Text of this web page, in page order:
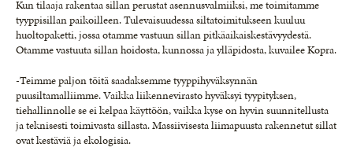
Kun tilaaja rakentaa sillan perustat asennusvalmiiksi, me toimitamme
tyyppisillan paikoilleen. Tulevaisuudessa siltatoimitukseen kuuluu
huoltopaketti, jossa otamme vastuun sillan pitkäaikaiskestävyydestä.
Otamme vastuuta sillan hoidosta, kunnossa ja ylläpidosta, kuvailee Kopra.
-Teimme paljon töitä saadaksemme tyyppihyväksynnän
puusiltamalliimme. Vaikka liikennevirasto hyväksyi tyypityksen,
tiehallinnolle se ei kelpaa käyttöön, vaikka kyse on hyvin suunnitellusta
ja teknisesti toimivasta sillasta. Massiivisesta liimapuusta rakennetut sillat
ovat kestäviä ja ekologisia.